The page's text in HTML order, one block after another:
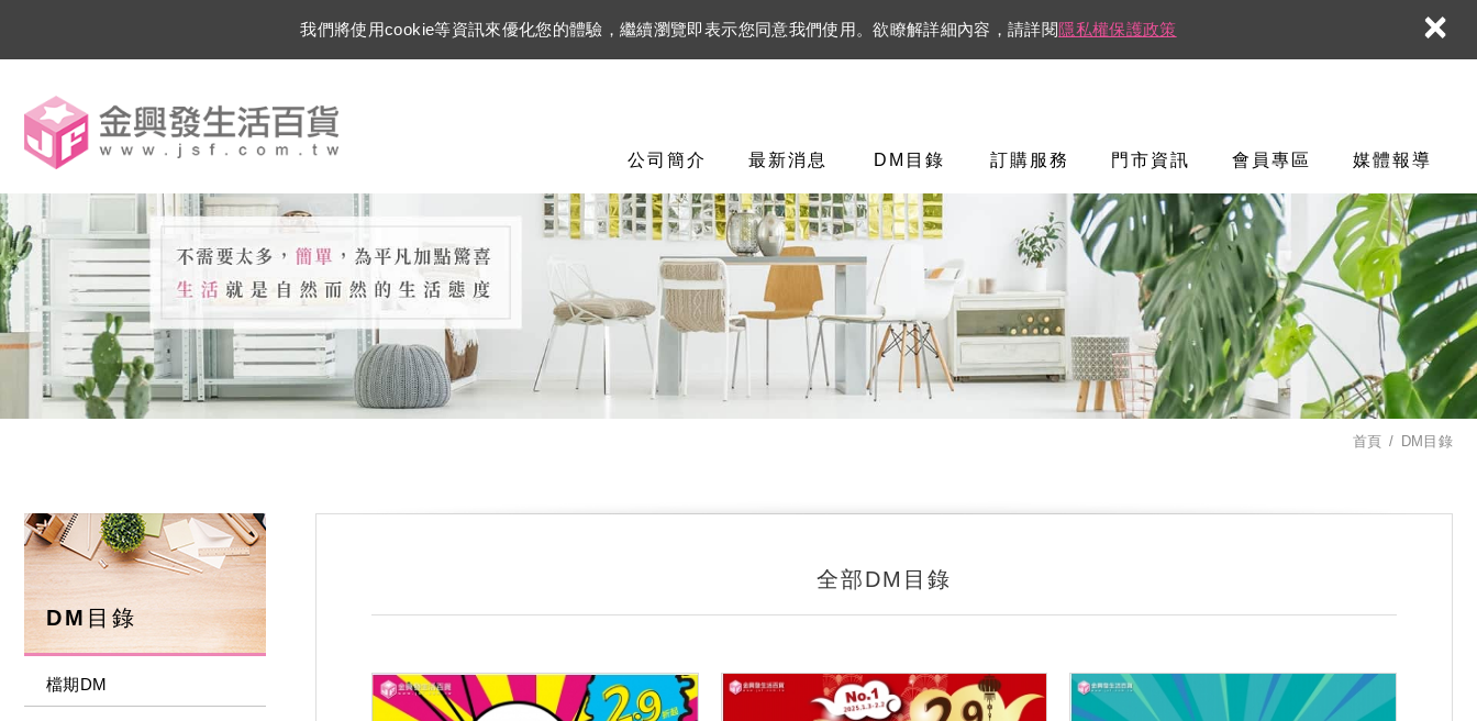
我們將使用cookie等資訊來優化您的體驗，繼續瀏覽即表示您同意我們使用。欲瞭解詳細內容，請詳閱隱私權保護政策 ×
公司簡介 最新消息 DM目錄 訂購服務 門市資訊 會員專區 媒體報導
首頁 DM目錄
DM目錄
檔期DM
全部DM目錄